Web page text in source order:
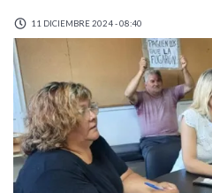
11 DICIEMBRE 2024 - 08:40